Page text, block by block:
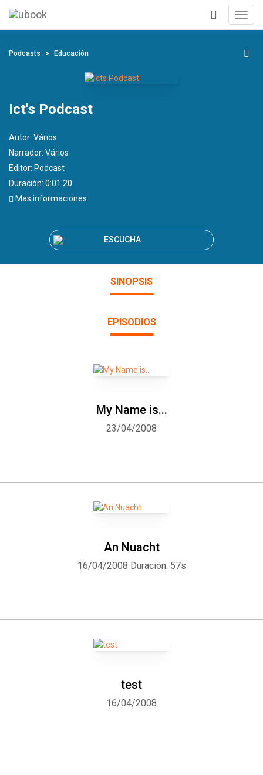
+
Podcasts Educación
Ict's Podcast
Autor: Vários
Narrador: Vários
Editor: Podcast
Duración: 0:01:20
Mas informaciones
ESCUCHA
SINOPSIS
EPISODIOS
My Name is...
23/04/2008
An Nuacht
16/04/2008 Duración: 57s
test
16/04/2008